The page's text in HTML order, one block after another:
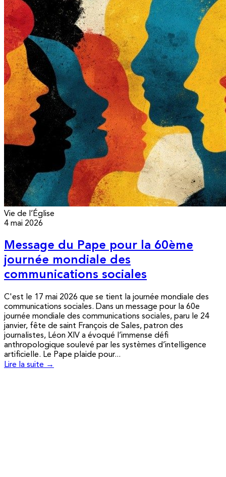
Vie de l’Église
4 mai 2026
Message du Pape pour la 60ème
journée mondiale des
communications sociales
C'est le 17 mai 2026 que se tient la journée mondiale des
communications sociales. Dans un message pour la 60e
journée mondiale des communications sociales, paru le 24
janvier, fête de saint François de Sales, patron des
journalistes, Léon XIV a évoqué l’immense défi
anthropologique soulevé par les systèmes d’intelligence
artificielle. Le Pape plaide pour...
Lire la suite →